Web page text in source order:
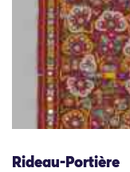
Rideau-Portière